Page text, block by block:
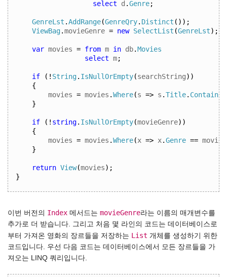
select d .Genre;
GenreLst .AddRange(GenreQry. Distinct ());
ViewBag.movieGenre = new SelectList (GenreLst);
var movies = from m in db.Movies
select m;
if (! String. IsNullOrEmpty(searchString))
{
movies = movies .Where(s => s .Title. Contains
}
if (! string. IsNullOrEmpty(movieGenre))
{
movies = movies .Where(x => x.Genre ==
}
return View(movies);
}
이번 버전의 Index 메서드는 movieGenre라는 이름의 매개변수를
추가로 더 받습니다. 그리고 처음 몇 라인의 코드는 데이터베이스로
부터 가져온 영화의 장르들을 저장하는 List 개체를 생성하기 위한
코드입니다. 우선 다음 코드는 데이터베이스에서 모든 장르들을 가
져오는 LINQ 쿼리입니다.